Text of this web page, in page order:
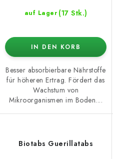
auf Lager (17 Stk.)
IN DEN KORB
Besser absorbierbare Nährstoffe
für höheren Ertrag. Fördert das
Wachstum von
Mikroorganismen im Boden....
Biotabs Guerillatabs